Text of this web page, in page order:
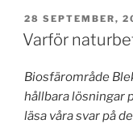
PUBLICERAT
28 SEPTEMBER,
Varför
Biosfärområde
hållbara lösningar
läsa våra svar på